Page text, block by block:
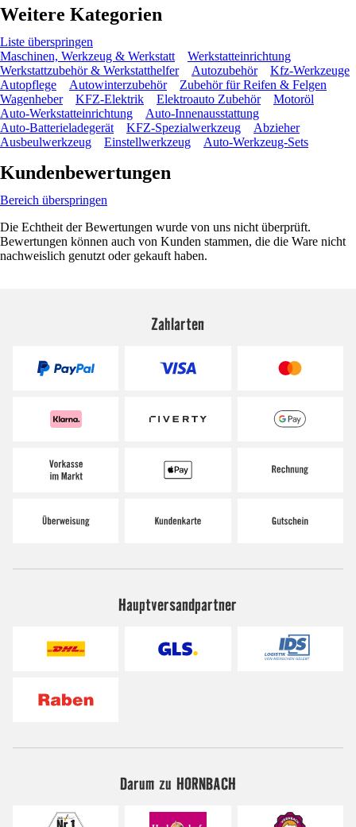
Weitere Kategorien
Liste überspringen
Maschinen, Werkzeug & Werkstatt
Werkstatteinrichtung
Werkstattzubehör & Werkstatthelfer
Autozubehör
Kfz-Werkzeuge
Autopflege
Autowinterzubehör
Zubehör für Reifen & Felgen
Wagenheber
KFZ-Elektrik Elektroauto Zubehör
Motoröl
Auto-Werkstatteinrichtung
Auto-Innenausstattung
Auto-Batterieladegerät
KFZ-Spezialwerkzeug
Abzieher
Ausbeulwerkzeug
Einstellwerkzeug Auto-Werkzeug-Sets
Kundenbewertungen
Bereich überspringen
Die Echtheit der Bewertungen wurde von uns nicht überprüft.
Bewertungen können auch von Kunden stammen, die die Ware nicht
nachweislich genutzt oder gekauft haben.
Zahlarten
Hauptversandpartner
Darum zu HORNBACH